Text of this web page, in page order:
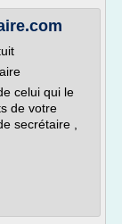
celui qui le
de votre
secrétaire ,